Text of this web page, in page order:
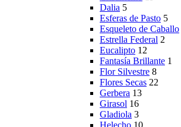
Dalia 5
Esferas de Pasto 5
Esqueleto de Caballo
Estrella Federal 2
Eucalipto 12
Fantasía Brillante 1
Flor Silvestre 8
Flores Secas 22
Gerbera 13
Girasol 16
Gladiola 3